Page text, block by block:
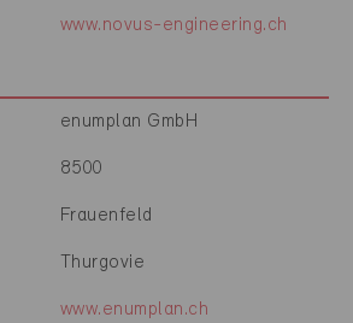
www.novus-engineering.ch
enumplan GmbH
8500
Frauenfeld
Thurgovie
www.enumplan.ch